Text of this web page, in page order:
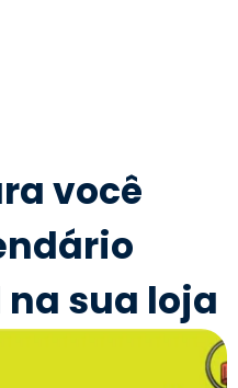
você
sua loja